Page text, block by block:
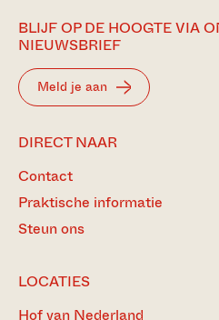
BLIJF OP DE HOOGTE VIA
NIEUWSBRIEF
Meld je aan
DIRECT NAAR
Contact
Praktische informatie
Steun ons
LOCATIES
Hof van Nederland